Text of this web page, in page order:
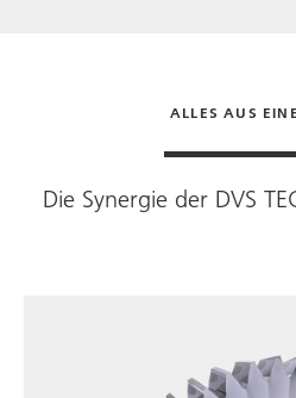
ALLES AUS
Die Synergie der DVS